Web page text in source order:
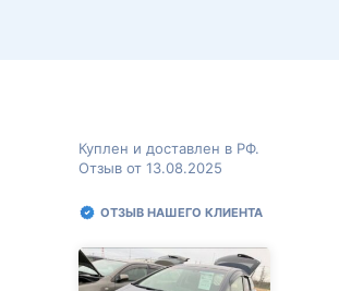
Куплен и доставлен в РФ.
Отзыв от 13.08.2025
ОТЗЫВ НАШЕГО КЛИЕНТА